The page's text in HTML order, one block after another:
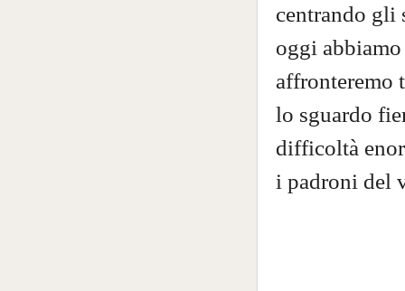
centrando gli
oggi
affronteremo
lo sguardo
difficoltà
i padroni del